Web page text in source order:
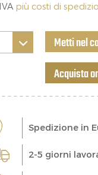
più costi di
Metti nel
Acquista
Spedizione in
2-5 giorni